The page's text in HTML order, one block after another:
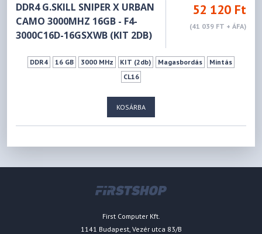
DDR4 G.SKILL SNIPER X URBAN
CAMO 3000MHZ 16GB - F4-
3000C16D-16GSXWB (KIT 2DB)
52 120 Ft
(41 039 FT + ÁFA)
DDR4 16 GB 3000 MHz KIT (2db) Magasbordás
Mintás
CL16
KOSÁRBA
First Computer Kft.
1141 Budapest, Vezér utca 83/B